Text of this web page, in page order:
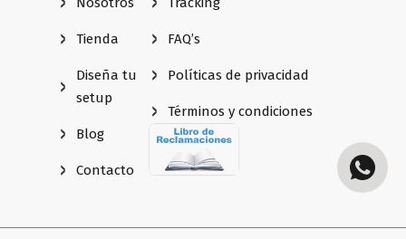
Tienda
Diseña tu
setup
Blog
Contacto
FAQ’s
Políticas de privacidad
Términos y condiciones